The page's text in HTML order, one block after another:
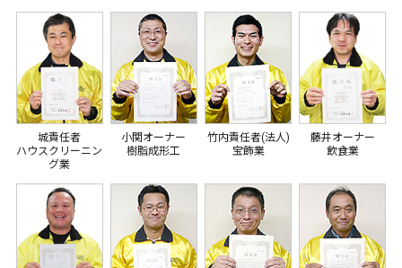
城責任者
ハウスクリーニン
グ業
小関オーナー
樹脂成形工
竹内責任者(法人)
宝飾業
藤井オーナー
飲食業